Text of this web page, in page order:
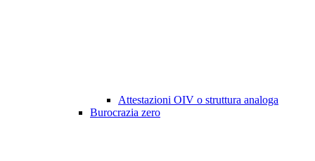
Attestazioni OIV o struttura analoga
Burocrazia zero